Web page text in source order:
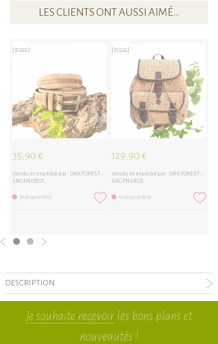
LES CLIENTS ONT AUSSI AIMÉ…
35,90 €
Vendu et expédié par : OAK FOREST -
SAC EN LIEGE
Indisponible
129,90 €
Vendu et expédié par : OAK FOREST -
SAC EN LIEGE
Indisponible
DESCRIPTION
Je souhaite recevoirles bons plans et
nouveautés !